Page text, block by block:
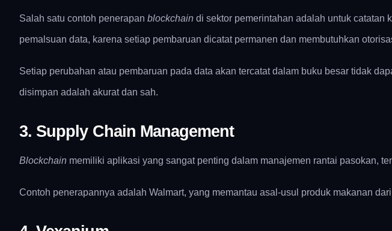
Salah satu contoh penerapan blockchain di sektor pemerintahan adalah untuk catatan
pemalsuan data, karena setiap pembaruan dicatat permanen dan membutuhkan
Setiap perubahan atau pembaruan pada data akan tercatat dalam buku besar tidak
disimpan adalah akurat dan sah.
3. Supply Chain Management
Blockchain memiliki aplikasi yang sangat penting dalam manajemen rantai pasokan,
Contoh penerapannya adalah Walmart, yang memantau asal-usul produk makanan